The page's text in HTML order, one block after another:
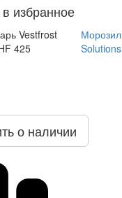
избранное
Vestfrost
425
о наличии